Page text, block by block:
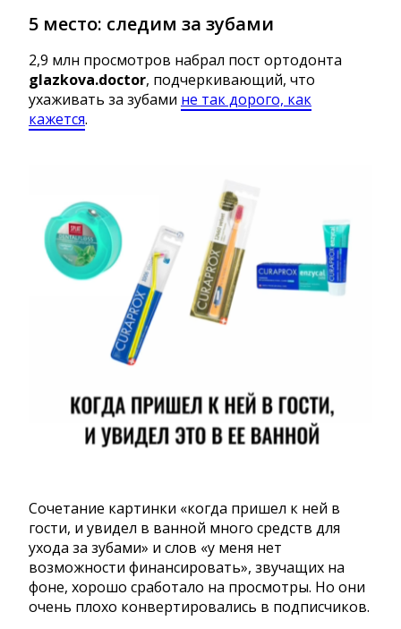
5 место: следим за зубами
2,9 млн просмотров набрал пост ортодонта
glazkova.doctor, подчеркивающий, что
ухаживать за зубами не так дорого, как
кажется.
Сочетание картинки «когда пришел к ней в
гости, и увидел в ванной много средств для
ухода за зубами» и слов «у меня нет
возможности финансировать», звучащих на
фоне, хорошо сработало на просмотры. Но они
очень плохо конвертировались в подписчиков.